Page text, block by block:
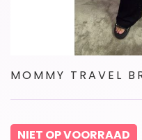
MOMMY TRAVEL
NIET OP VOORRAAD
naar
van